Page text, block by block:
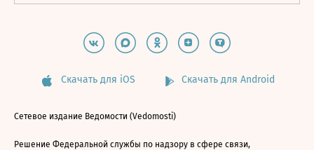
Скачать для iOS Скачать для Android
Сетевое издание Ведомости (Vedomosti)
Решение Федеральной службы по надзору в сфере связи,